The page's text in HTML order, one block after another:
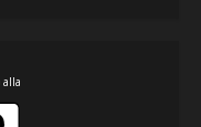
alla